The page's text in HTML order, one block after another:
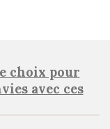
choix pour
avec ces